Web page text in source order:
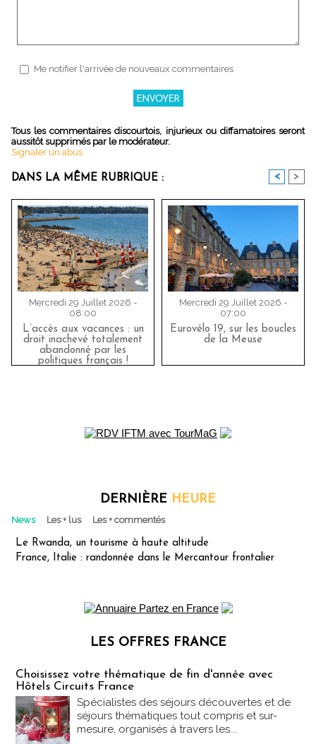
Me notifier l'arrivée de nouveaux commentaires
Tous les commentaires discourtois, injurieux ou diffamatoires seront
aussitôt supprimés par le modérateur.
Signaler un abus
DANS LA MÊME RUBRIQUE : < >
Mercredi 29 Juillet 2026 -
08:00
L’accès aux vacances : un
droit inachevé totalement
abandonné par les
politiques français !
Mercredi 29 Juillet 2026 -
07:00
Eurovélo 19, sur les boucles
de la Meuse
DERNIÈRE HEURE
News Les + lus Les + commentés
Le Rwanda, un tourisme à haute altitude
France, Italie : randonnée dans le Mercantour frontalier
LES OFFRES FRANCE
Choisissez votre thématique de fin d'année avec
Hôtels Circuits France
Spécialistes des séjours découvertes et de
séjours thématiques tout compris et sur-
mesure, organisés à travers les...